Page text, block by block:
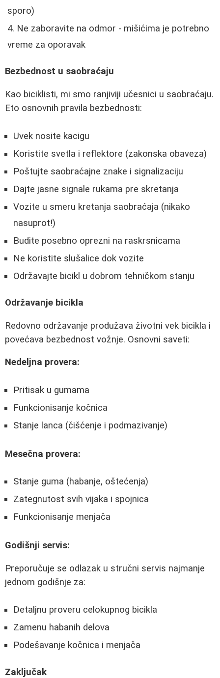
sporo)
Ne zaboravite na odmor - mišićima je potrebno
vreme za oporavak
Bezbednost u saobraćaju
Kao biciklisti, mi smo ranjiviji učesnici u saobraćaju.
Eto osnovnih pravila bezbednosti:
Uvek nosite kacigu
Koristite svetla i reflektore (zakonska obaveza)
Poštujte saobraćajne znake i signalizaciju
Dajte jasne signale rukama pre skretanja
Vozite u smeru kretanja saobraćaja (nikako
nasuprot!)
Budite posebno oprezni na raskrsnicama
Ne koristite slušalice dok vozite
Održavajte bicikl u dobrom tehničkom stanju
Održavanje bicikla
Redovno održavanje produžava životni vek bicikla i
povećava bezbednost vožnje. Osnovni saveti:
Nedeljna provera:
Pritisak u gumama
Funkcionisanje kočnica
Stanje lanca (čišćenje i podmazivanje)
Mesečna provera:
Stanje guma (habanje, oštećenja)
Zategnutost svih vijaka i spojnica
Funkcionisanje menjača
Godišnji servis:
Preporučuje se odlazak u stručni servis najmanje
jednom godišnje za:
Detaljnu proveru celokupnog bicikla
Zamenu habanih delova
Podešavanje kočnica i menjača
Zaključak